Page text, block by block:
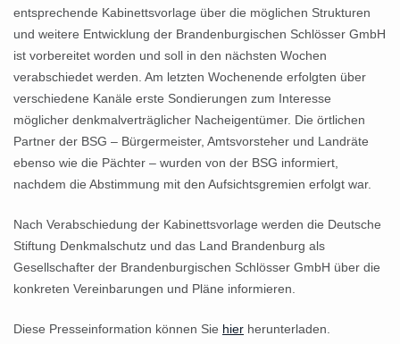
entsprechende Kabinettsvorlage über die möglichen Strukturen
und weitere Entwicklung der Brandenburgischen Schlösser GmbH
ist vorbereitet worden und soll in den nächsten Wochen
verabschiedet werden. Am letzten Wochenende erfolgten über
verschiedene Kanäle erste Sondierungen zum Interesse
möglicher denkmalverträglicher Nacheigentümer. Die örtlichen
Partner der BSG – Bürgermeister, Amtsvorsteher und Landräte
ebenso wie die Pächter – wurden von der BSG informiert,
nachdem die Abstimmung mit den Aufsichtsgremien erfolgt war.
Nach Verabschiedung der Kabinettsvorlage werden die Deutsche
Stiftung Denkmalschutz und das Land Brandenburg als
Gesellschafter der Brandenburgischen Schlösser GmbH über die
konkreten Vereinbarungen und Pläne informieren.
Diese Presseinformation können Sie hier herunterladen.